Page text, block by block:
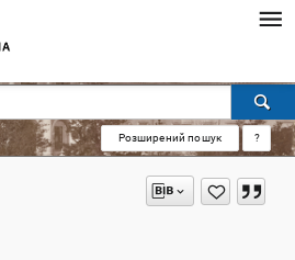
Розширений пошук ?